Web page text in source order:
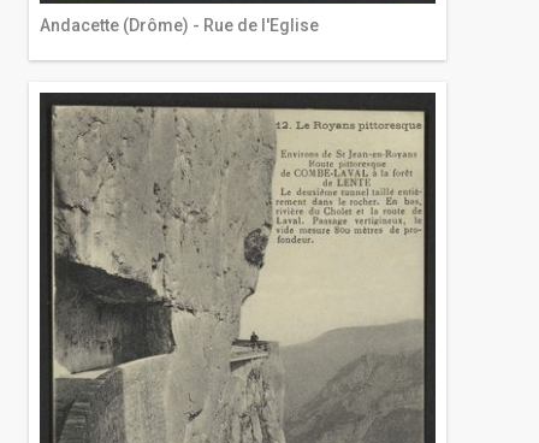
Andacette (Drôme) - Rue de l'Eglise